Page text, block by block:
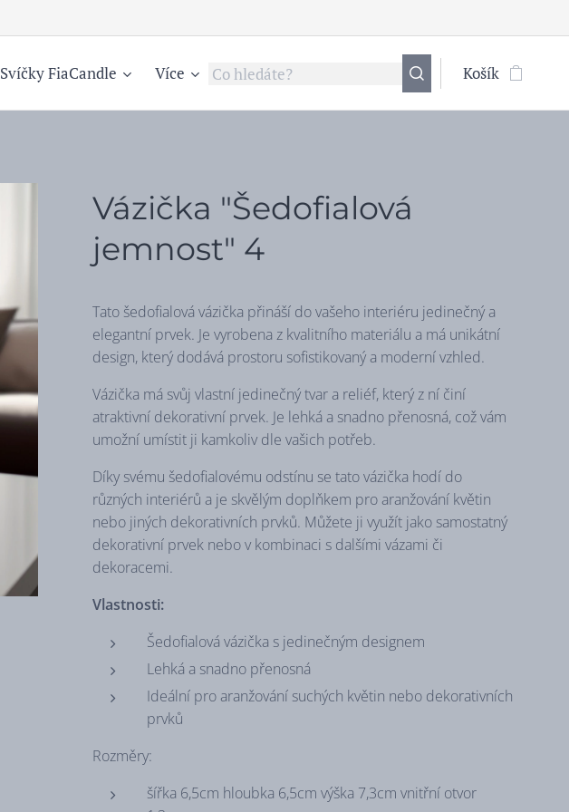
Svíčky FiaCandle Více Košík
Vázička "Šedofialová
jemnost" 4
Tato šedofialová vázička přináší do vašeho interiéru jedinečný a
elegantní prvek. Je vyrobena z kvalitního materiálu a má unikátní
design, který dodává prostoru sofistikovaný a moderní vzhled.
Vázička má svůj vlastní jedinečný tvar a reliéf, který z ní činí
atraktivní dekorativní prvek. Je lehká a snadno přenosná, což vám
umožní umístit ji kamkoliv dle vašich potřeb.
Díky svému šedofialovému odstínu se tato vázička hodí do
různých interiérů a je skvělým doplňkem pro aranžování květin
nebo jiných dekorativních prvků. Můžete ji využít jako samostatný
dekorativní prvek nebo v kombinaci s dalšími vázami či
dekoracemi.
Vlastnosti:
Šedofialová vázička s jedinečným designem
Lehká a snadno přenosná
Ideální pro aranžování suchých květin nebo dekorativních
prvků
Rozměry:
šířka 6,5cm hloubka 6,5cm výška 7,3cm vnitřní otvor